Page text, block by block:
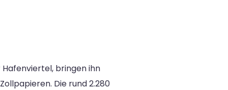
bringen ihn
Die rund 2.280